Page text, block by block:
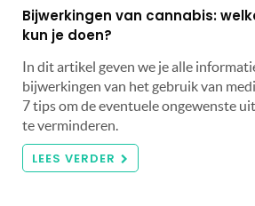
Bijwerkingen van cannabis:
kun je doen?
In dit artikel geven we je alle
bijwerkingen van het gebruik van
7 tips om de eventuele ongewenste
te verminderen.
LEES VERDER